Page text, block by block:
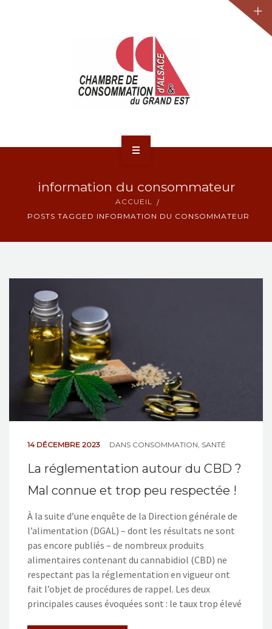
ACTUALITÉS
JURIDIQUE
NOS ACTIONS
CONTACT
information du consommateur
ACCUEIL
POSTS TAGGED INFORMATION DU CONSOMMATEUR
14 DÉCEMBRE 2023 DANS CONSOMMATION SANTÉ
La réglementation autour du CBD ?
Mal connue et trop peu respectée !
À la suite d’une enquête de la Direction générale de
l’alimentation (DGAL) – dont les résultats ne sont
pas encore publiés – de nombreux produits
alimentaires contenant du cannabidiol (CBD) ne
respectant pas la réglementation en vigueur ont
fait l’objet de procédures de rappel. Les deux
principales causes évoquées sont : le taux trop élevé